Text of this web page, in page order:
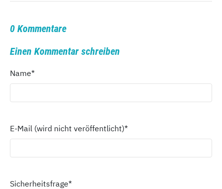
0 Kommentare
Einen Kommentar schreiben
Name*
E-Mail (wird nicht veröffentlicht)*
Sicherheitsfrage*